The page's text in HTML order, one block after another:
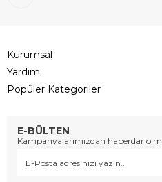
Kurumsal
Yardım
Popüler Kategoriler
E-BÜLTEN
Kampanyalarımızdan haberdar